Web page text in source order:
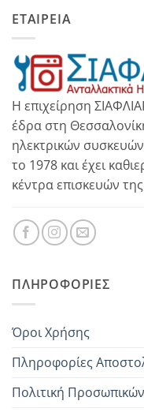
ΕΤΑΙΡΕΙΑ
Η επιχείρηση
έδρα στη
ηλεκτρικών
το 1978 και έχει
κέντρα επισκευών
ΠΛΗΡΟΦΟΡΊΕΣ
Όροι Χρήσης
Πληροφορίες
Πολιτική